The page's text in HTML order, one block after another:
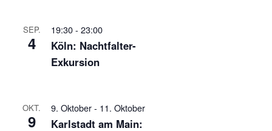
SEP.
4
19:30- 23:00
Köln: Nachtfalter-
Exkursion
OKT.
9
9. Oktober- 11. Oktober
Karlstadt am Main: